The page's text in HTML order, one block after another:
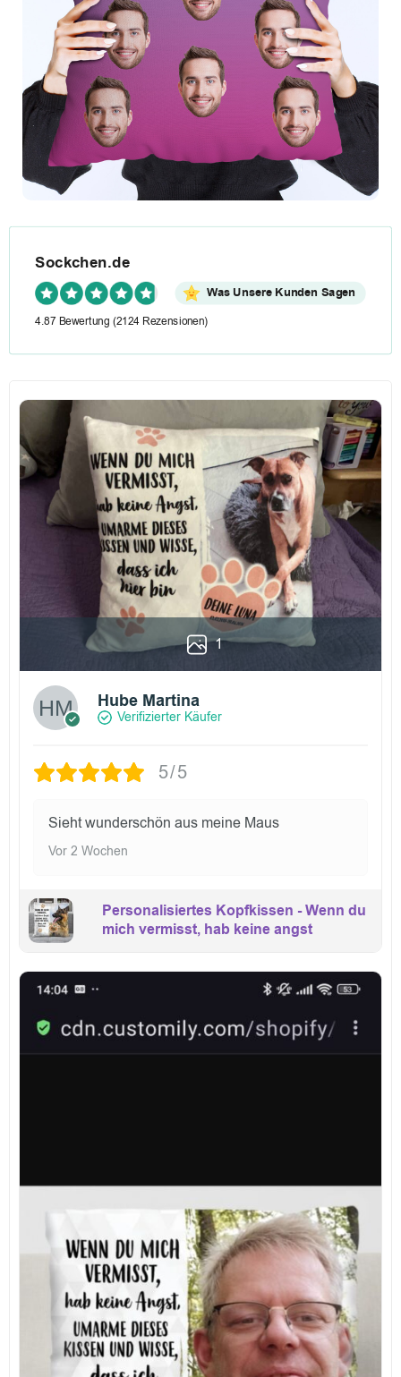
Sockchen.de
Was Unsere Kunden Sagen
4.87 Bewertung (2124 Rezensionen)
1
Hube Martina
Verifizierter Käufer
5/5
Sieht wunderschön aus meine Maus
Vor 2 Wochen
Personalisiertes Kopfkissen - Wenn du
mich vermisst, hab keine angst